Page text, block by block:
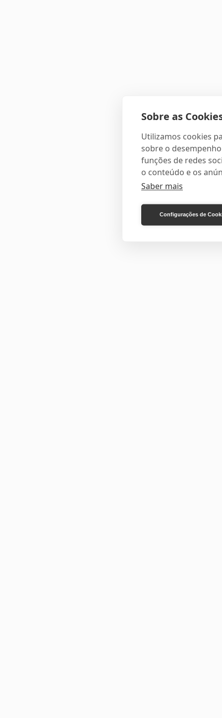
Sobre as
Utilizamos cookies
sobre o
funções de redes
o conteúdo e os
Saber mais
Configurações de